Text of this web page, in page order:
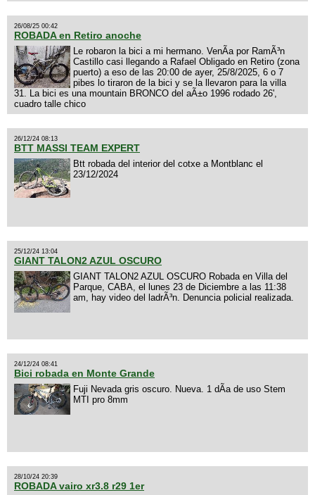
26/08/25 00:42
ROBADA en Retiro anoche
Le robaron la bici a mi hermano. VenÃ­a por RamÃ³n
Castillo casi llegando a Rafael Obligado en Retiro (zona
puerto) a eso de las 20:00 de ayer, 25/8/2025, 6 o 7
pibes lo tiraron de la bici y se la llevaron para la villa
31. La bici es una mountain BRONCO del aÃ±o 1996 rodado 26',
cuadro talle chico
26/12/24 08:13
BTT MASSI TEAM EXPERT
Btt robada del interior del cotxe a Montblanc el
23/12/2024
25/12/24 13:04
GIANT TALON2 AZUL OSCURO
GIANT TALON2 AZUL OSCURO Robada en Villa del
Parque, CABA, el lunes 23 de Diciembre a las 11:38
am, hay video del ladrÃ³n. Denuncia policial realizada.
24/12/24 08:41
Bici robada en Monte Grande
Fuji Nevada gris oscuro. Nueva. 1 dÃ­a de uso Stem
MTI pro 8mm
28/10/24 20:39
ROBADA vairo xr3.8 r29 1er